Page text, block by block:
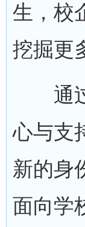
生，校
挖掘更
通过
心与支
新的身
面向学